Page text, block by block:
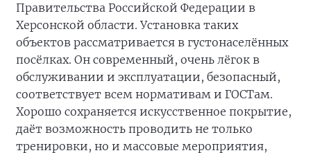
Правительства Российской Федерации в
Херсонской области. Установка таких
объектов рассматривается в густонаселённых
посёлках. Он современный, очень лёгок в
обслуживании и эксплуатации, безопасный,
соответствует всем нормативам и ГОСТам.
Хорошо сохраняется искусственное покрытие,
даёт возможность проводить не только
тренировки, но и массовые мероприятия,